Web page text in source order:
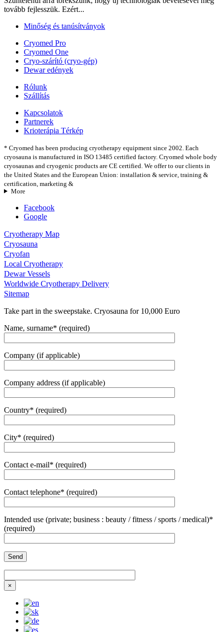
tovább fejlesszük. Ezért...
Minőség és tanúsítványok
Cryomed Pro
Cryomed One
Cryo-szárító (cryo-gép)
Dewar edények
Rólunk
Szállítás
Kapcsolatok
Partnerek
Krioterápia Térkép
* Cryomed has been producing cryotherapy equipment since 2002. Each
cryosauna is manufactured in ISO 13485 certified factory. Cryomed whole body
cryosaunas and cryogenic products are CE certified. We offer to our clients in
the United States and the European Union: installation & service, training &
certification, marketing &
More
Facebook
Google
Cryotherapy Map
Cryosauna
Cryofan
Local Cryotherapy
Dewar Vessels
Worldwide Cryotherapy Delivery
Sitemap
Take part in the sweepstake. Cryosauna for 10,000 Euro
Name, surname* (required)
Company (if applicable)
Company address (if applicable)
Country* (required)
City* (required)
Contact e-mail* (required)
Contact telephone* (required)
Intended use (private; business : beauty / fitness / sports / medical)*
(required)
×